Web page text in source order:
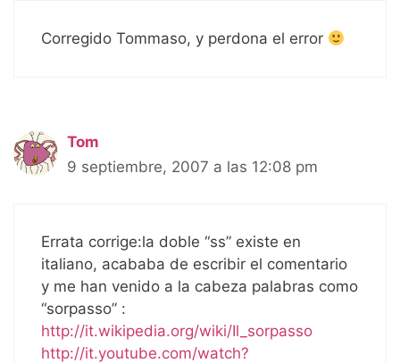
Corregido Tommaso, y perdona el error
Tom
9 septiembre, 2007 a las 12:08 pm
Errata corrige:la doble “ss” existe en
italiano, acababa de escribir el comentario
y me han venido a la cabeza palabras como
“sorpasso” :
http://it.wikipedia.org/wiki/Il_sorpasso
http://it.youtube.com/watch?